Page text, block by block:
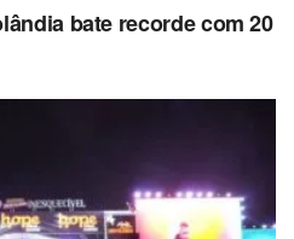
bate recorde com 20